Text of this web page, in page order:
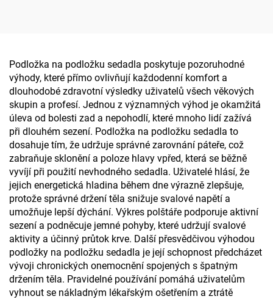
Podložka na podložku sedadla poskytuje pozoruhodné
výhody, které přímo ovlivňují každodenní komfort a
dlouhodobé zdravotní výsledky uživatelů všech věkových
skupin a profesí. Jednou z významných výhod je okamžitá
úleva od bolesti zad a nepohodlí, které mnoho lidí zažívá
při dlouhém sezení. Podložka na podložku sedadla to
dosahuje tím, že udržuje správné zarovnání páteře, což
zabraňuje sklonění a poloze hlavy vpřed, která se běžně
vyvíjí při použití nevhodného sedadla. Uživatelé hlásí, že
jejich energetická hladina během dne výrazně zlepšuje,
protože správné držení těla snižuje svalové napětí a
umožňuje lepší dýchání. Výkres polštáře podporuje aktivní
sezení a podněcuje jemné pohyby, které udržují svalové
aktivity a účinný průtok krve. Další přesvědčivou výhodou
podložky na podložku sedadla je její schopnost předcházet
vývoji chronických onemocnění spojených s špatným
držením těla. Pravidelné používání pomáhá uživatelům
vyhnout se nákladným lékařským ošetřením a ztrátě